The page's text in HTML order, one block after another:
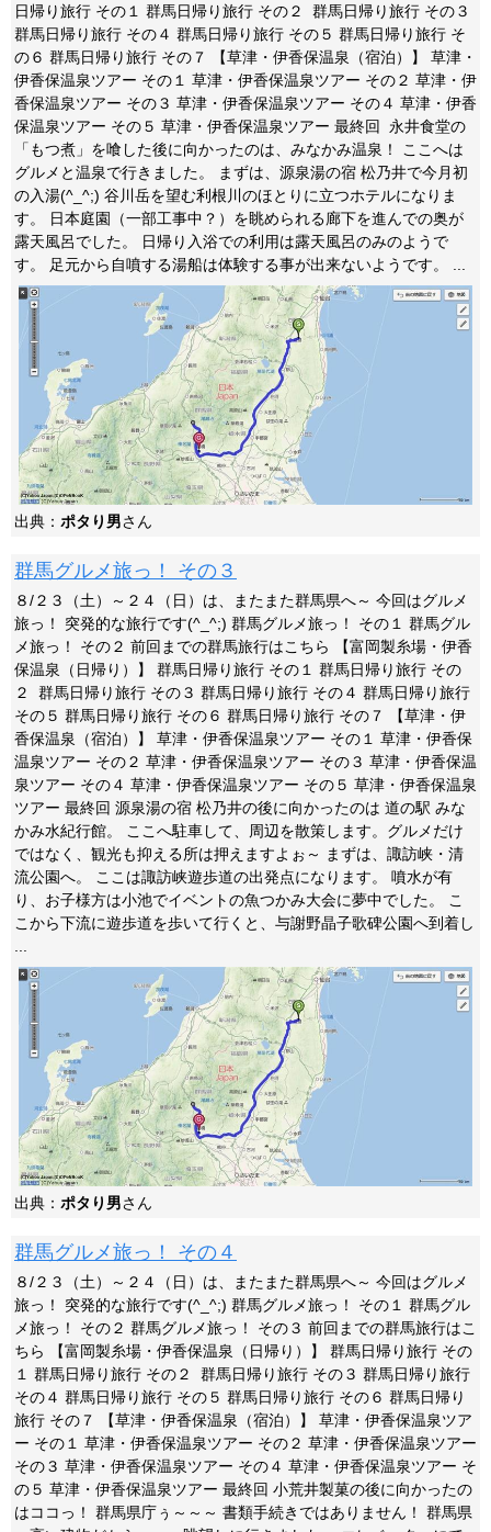
日帰り旅行 その１ 群馬日帰り旅行 その２ 群馬日帰り旅行 その３
群馬日帰り旅行 その４ 群馬日帰り旅行 その５ 群馬日帰り旅行 そ
の６ 群馬日帰り旅行 その７ 【草津・伊香保温泉（宿泊）】 草津・
伊香保温泉ツアー その１ 草津・伊香保温泉ツアー その２ 草津・伊
香保温泉ツアー その３ 草津・伊香保温泉ツアー その４ 草津・伊香
保温泉ツアー その５ 草津・伊香保温泉ツアー 最終回 永井食堂の
「もつ煮」を喰した後に向かったのは、みなかみ温泉！ ここへは
グルメと温泉で行きました。 まずは、源泉湯の宿 松乃井で今月初
の入湯(^_^;) 谷川岳を望む利根川のほとりに立つホテルになりま
す。 日本庭園（一部工事中？）を眺められる廊下を進んでの奥が
露天風呂でした。 日帰り入浴での利用は露天風呂のみのようで
す。 足元から自噴する湯船は体験する事が出来ないようです。 ...
出典： ポタり男さん
群馬グルメ旅っ！ その３
８/２３（土）～２４（日）は、またまた群馬県へ～ 今回はグルメ
旅っ！ 突発的な旅行です(^_^;) 群馬グルメ旅っ！ その１ 群馬グル
メ旅っ！ その２ 前回までの群馬旅行はこちら 【富岡製糸場・伊香
保温泉（日帰り）】 群馬日帰り旅行 その１ 群馬日帰り旅行 その
２ 群馬日帰り旅行 その３ 群馬日帰り旅行 その４ 群馬日帰り旅行
その５ 群馬日帰り旅行 その６ 群馬日帰り旅行 その７ 【草津・伊
香保温泉（宿泊）】 草津・伊香保温泉ツアー その１ 草津・伊香保
温泉ツアー その２ 草津・伊香保温泉ツアー その３ 草津・伊香保温
泉ツアー その４ 草津・伊香保温泉ツアー その５ 草津・伊香保温泉
ツアー 最終回 源泉湯の宿 松乃井の後に向かったのは 道の駅 みな
かみ水紀行館。 ここへ駐車して、周辺を散策します。グルメだけ
ではなく、観光も抑える所は押えますよぉ～ まずは、諏訪峡・清
流公園へ。 ここは諏訪峡遊歩道の出発点になります。 噴水が有
り、お子様方は小池でイベントの魚つかみ大会に夢中でした。 こ
こから下流に遊歩道を歩いて行くと、与謝野晶子歌碑公園へ到着し
出典： ポタり男さん
群馬グルメ旅っ！ その４
８/２３（土）～２４（日）は、またまた群馬県へ～ 今回はグルメ
旅っ！ 突発的な旅行です(^_^;) 群馬グルメ旅っ！ その１ 群馬グル
メ旅っ！ その２ 群馬グルメ旅っ！ その３ 前回までの群馬旅行はこ
ちら 【富岡製糸場・伊香保温泉（日帰り）】 群馬日帰り旅行 その
１ 群馬日帰り旅行 その２ 群馬日帰り旅行 その３ 群馬日帰り旅行
その４ 群馬日帰り旅行 その５ 群馬日帰り旅行 その６ 群馬日帰り
旅行 その７ 【草津・伊香保温泉（宿泊）】 草津・伊香保温泉ツア
ー その１ 草津・伊香保温泉ツアー その２ 草津・伊香保温泉ツアー
その３ 草津・伊香保温泉ツアー その４ 草津・伊香保温泉ツアー そ
の５ 草津・伊香保温泉ツアー 最終回 小荒井製菓の後に向かったの
はココっ！ 群馬県庁ぅ～～～ 書類手続きではありません！ 群馬県